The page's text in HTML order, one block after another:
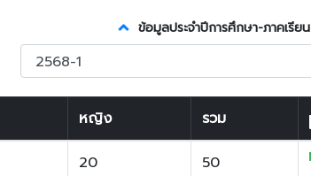
ข้อมูลประจำปีการศึกษา-ภาคเรียน
หญิง รวม
20 50